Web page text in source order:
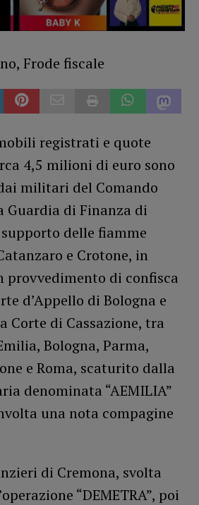
registrati e quote
4,5 milioni di euro sono
militari del Comando
Guardia di Finanza di
delle fiamme
e Crotone, in
provvedimento di confisca
d’Appello di Bologna e
Corte di Cassazione, tra
Bologna, Parma,
e Roma, scaturito dalla
denominata “AEMILIA”
una nota compagine
di Cremona, svolta
“DEMETRA”, poi